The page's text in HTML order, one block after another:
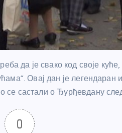
да је свако код своје куће,
Овај дан је легендаран
се састали о Ђурђевдану
0